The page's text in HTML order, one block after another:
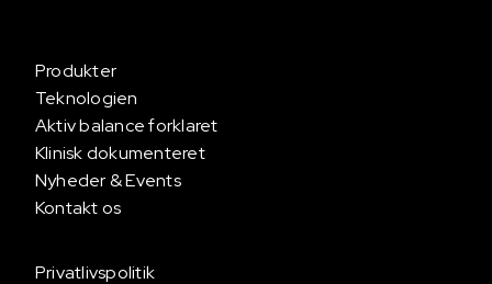
Produkter
Teknologien
Aktiv balance forklaret
Klinisk dokumenteret
Nyheder & Events
Kontakt os
Privatlivspolitik